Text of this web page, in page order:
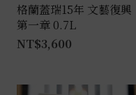
格蘭蓋瑞15年 文藝復興
第一章 0.7L
NT$3,600